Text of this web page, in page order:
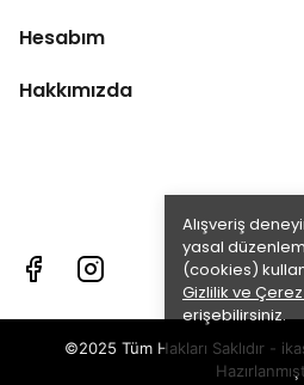
Alışveriş
yasal
(cookies)
Gizlilik ve Çerez
erişebilirsiniz.
Hesabım
Hakkımızda
©2025 Tüm Hakları Saklıdır -